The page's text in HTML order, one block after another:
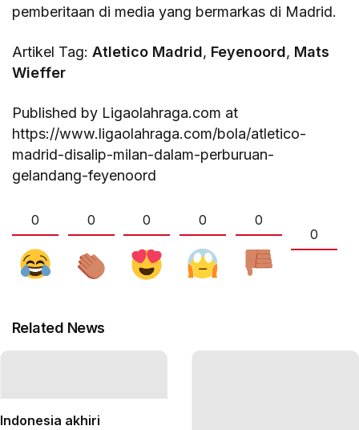
pemberitaan di media yang bermarkas di Madrid.
Artikel Tag:Atletico Madrid, Feyenoord, Mats
Wieffer
Published by Ligaolahraga.com at
https://www.ligaolahraga.com/bola/atletico-
madrid-disalip-milan-dalam-perburuan-
gelandang-feyenoord
0 0 0 0
0
0
Related News
Indonesia akhiri